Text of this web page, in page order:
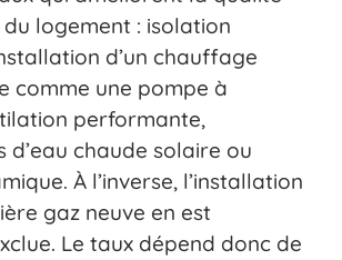
logement : isolation
d’un chauffage
comme une pompe à
performante,
d’eau chaude solaire ou
À l’inverse, l’installation
gaz neuve en est
Le taux dépend donc de